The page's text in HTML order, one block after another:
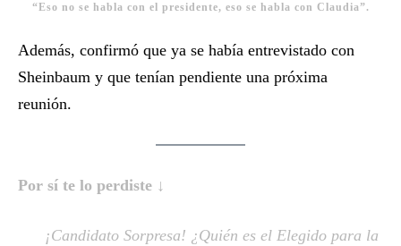
“Eso no se habla con el presidente, eso se habla con Claudia”.
Además, confirmó que ya se había entrevistado con
Sheinbaum y que tenían pendiente una próxima
reunión.
Por sí te lo perdiste ↓
¡Candidato Sorpresa! ¿Quién es el Elegido para la